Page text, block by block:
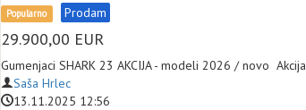
Popularno Prodam
29.900,00 EUR
Gumenjaci SHARK 23 AKCIJA - modeli 2026 / novo
Saša Hrlec
13.11.2025 12:56